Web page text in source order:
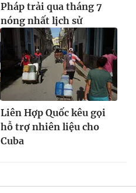
Pháp trải qua tháng 7
nóng nhất lịch sử
Liên Hợp Quốc kêu gọi
hỗ trợ nhiên liệu cho
Cuba